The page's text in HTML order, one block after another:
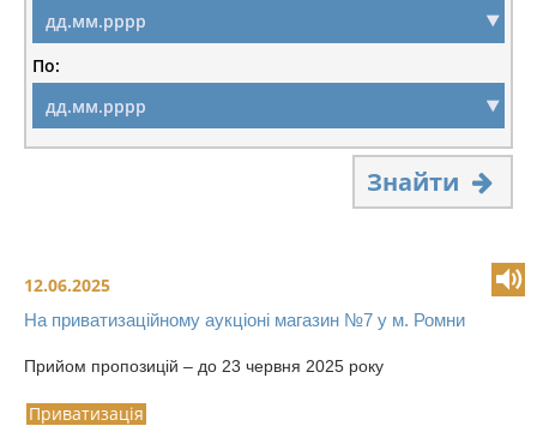
По:
Знайти
12.06.2025
На приватизаційному аукціоні магазин №7 у м. Ромни
Прийом пропозицій – до 23 червня 2025 року
Приватизація